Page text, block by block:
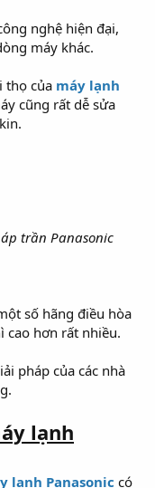
nghệ hiện đại,
máy khác.
thọ của máy lạnh
cũng rất dễ sửa
trần Panasonic
số hãng điều hòa
cao hơn rất nhiều.
pháp của các nhà
lạnh
lạnh Panasonic có